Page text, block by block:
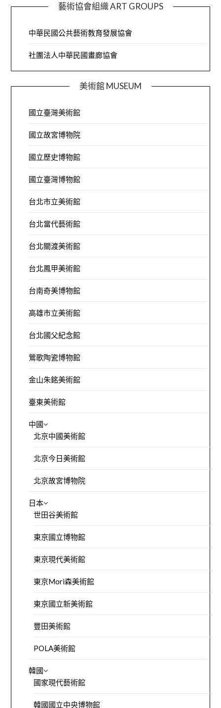
藝術協會組織 ART GROUPS
中華民國公共藝術教育發展協會
社團法人中華民國畫廊協會
美術館 MUSEUM
國立臺灣美術館
國立故宮博物院
國立歷史博物館
國立臺灣博物館
台北市立美術館
台北當代藝術館
台北關渡美術館
台北鳳甲美術館
台南奇美博物館
高雄市立美術館
台北國父紀念館
鶯歌陶瓷博物館
金山朱銘美術館
臺東美術館
中國
北京中國美術館
北京今日美術館
北京故宮博物院
日本
世田谷美術館
東京國立博物館
東京現代美術館
東京Mori森美術館
東京國立新美術館
豐田美術館
POLA美術館
韓國
國家現代藝術館
韓國國立中央博物館